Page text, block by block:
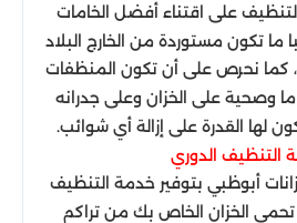
على اقتناء أفضل الخامات
ما تكون مستوردة من الخارج البلاد
كما نحرص على أن تكون المنظفات
وصحية على الخزان وعلى جدرانه
لها القدرة على إزالة أي شوائب.
التنظيف الدوري
أبوظبي بتوفير خدمة التنظيف
تحمي الخزان الخاص بك من تراكم